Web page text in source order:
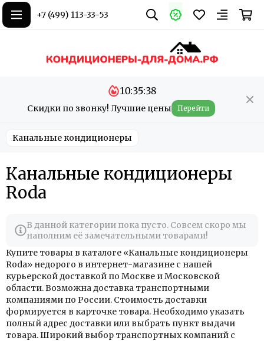
+7 (499) 113-33-53
Скидки по звонку! Лучшие цены
10:35:38
Перейти
Канальные кондиционеры
Канальные кондиционеры
Roda
В данной категории пока пусто. Совсем скоро мы
наполним её замечательными товарами!
Купите товары в каталоге «Канальные кондиционеры
Roda» недорого в интернет-магазине с нашей
курьерской доставкой по Москве и Московской
области. Возможна доставка транспортными
компаниями по России. Стоимость доставки
формируется в карточке товара. Необходимо указать
полный адрес доставки или выбрать пункт выдачи
товара. Широкий выбор транспортных компаний с